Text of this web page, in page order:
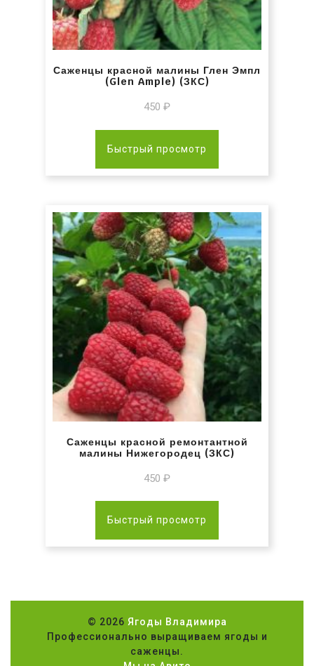
Саженцы красной малины Глен Эмпл
(Glen Ample) (ЗКС)
450 ₽
Быстрый просмотр
Саженцы красной ремонтантной
малины Нижегородец (ЗКС)
450 ₽
Быстрый просмотр
© 2026 Ягоды Владимира
Профессионально выращиваем ягоды и
саженцы.